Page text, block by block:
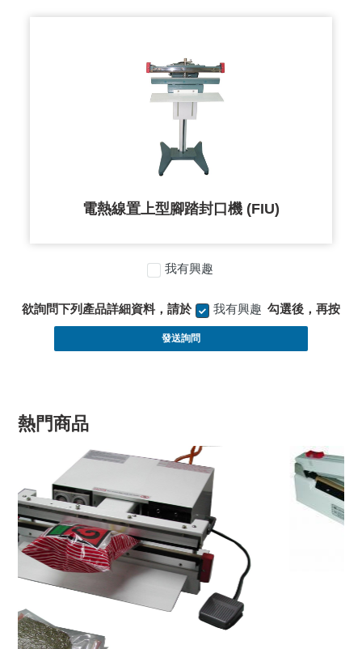
電熱線置上型腳踏封口機 (FIU)
我有興趣
欲詢問下列產品詳細資料，請於 我有興趣 勾選後，再按
發送詢問
熱門商品
瞬熱式半自動手壓附切刀封口機(HCG)